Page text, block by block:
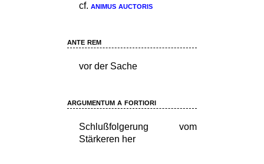
cf. animus auctoris
ante rem
vor der Sache
argumentum a fortiori
Schlußfolgerung vom
Stärkeren her